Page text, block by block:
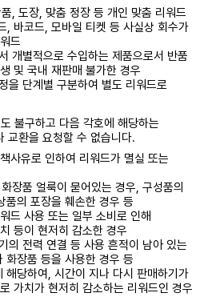
, 도장, 맞춤 정장 등 개인 맞춤 리워드
, 바코드, 모바일 티켓 등 사실상 회수가
드
개별적으로 수입하는 제품으로서 반품
및 국내 재판매 불가한 경우
을 단계별 구분하여 별도 리워드로
불구하고 다음 각호에 해당하는
교환을 요청할 수 없습니다.
사유로 인하여 리워드가 멸실 또는
장품 얼룩이 묻어있는 경우, 구성품의
품의 포장을 훼손한 경우 등
드 사용 또는 일부 소비로 인해
등이 현저히 감소한 경우
의 전력 연결 등 사용 흔적이 남아 있는
화장품 등을 사용한 경우 등
해당하여, 시간이 지나 다시 판매하기가
가치가 현저히 감소하는 리워드인 경우